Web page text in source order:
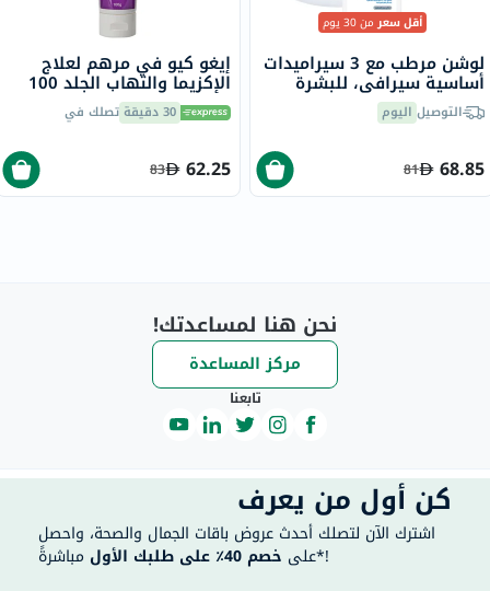
أقل سعرمن 30 يوم
لوشن مرطب مع 3 سيراميدات
أساسية سيرافي، للبشرة
العادية والجافة، 236 مل
التوصيل اليوم
68.85
81
إيغو كيو في مرهم لعلاج
الإكزيما والتهاب الجلد 100
جرام 30 دقيقة تصلك في
62.25
83
نحن هنا لمساعدتك!
مركز المساعدة
تابعنا
كن أول من يعرف
اشترك الآن لتصلك أحدث عروض باقات الجمال والصحة، واحصل
على خصم 40٪ على طلبك الأول مباشرةً*!